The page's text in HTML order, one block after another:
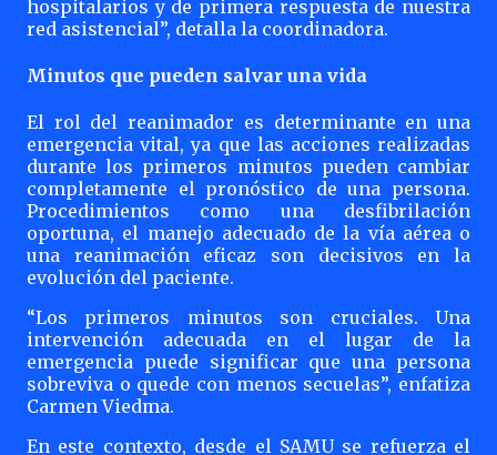
hospitalarios y de primera respuesta de nuestra
red asistencial”, detalla la coordinadora.
Minutos que pueden salvar una vida
El rol del reanimador es determinante en una
emergencia vital, ya que las acciones realizadas
durante los primeros minutos pueden cambiar
completamente el pronóstico de una persona.
Procedimientos como una desfibrilación
oportuna, el manejo adecuado de la vía aérea o
una reanimación eficaz son decisivos en la
evolución del paciente.
“Los primeros minutos son cruciales. Una
intervención adecuada en el lugar de la
emergencia puede significar que una persona
sobreviva o quede con menos secuelas”, enfatiza
Carmen Viedma.
En este contexto, desde el SAMU se refuerza el